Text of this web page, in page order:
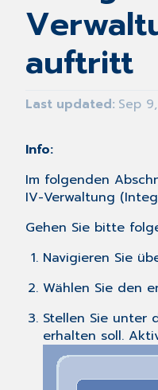
auftritt
Last updated Sep
Info:
Im folgenden
IV-Verwaltung
Gehen Sie bitte
Navigieren Sie
Wählen Sie den
Stellen Sie unter
erhalten soll.